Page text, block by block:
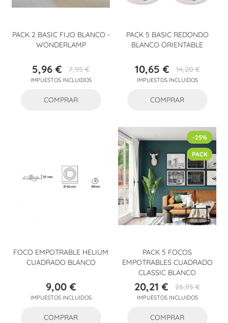
PACK 2 BASIC FIJO BLANCO -
WONDERLAMP
Precio
5,96 €Precio
base
7,95 €
IMPUESTOS INCLUIDOS
COMPRAR
PACK 5 BASIC REDONDO
BLANCO ORIENTABLE
Precio
10,65 €Precio
base
14,20 €
IMPUESTOS INCLUIDOS
COMPRAR
FOCO EMPOTRABLE HELIUM
CUADRADO BLANCO
Precio
9,00 €
IMPUESTOS INCLUIDOS
COMPRAR
PACK 5 FOCOS
EMPOTRABLES CUADRADO
CLASSIC BLANCO
Precio
20,21 €Precio
base
26,95 €
IMPUESTOS INCLUIDOS
-25%
PACK
COMPRAR